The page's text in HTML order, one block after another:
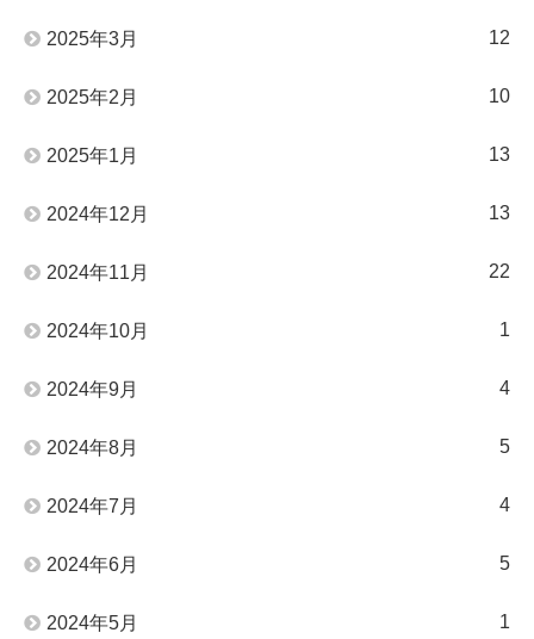
2025年3月 12
2025年2月 10
2025年1月 13
2024年12月 13
2024年11月 22
2024年10月 1
2024年9月 4
2024年8月 5
2024年7月 4
2024年6月 5
2024年5月 1